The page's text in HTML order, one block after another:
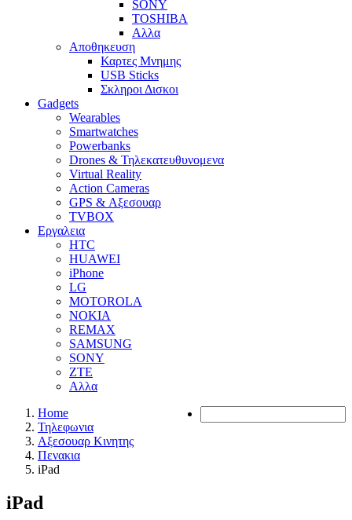
SONY
TOSHIBA
Αλλα
Αποθηκευση
Καρτες Μνημης
USB Sticks
Σκληροι Δισκοι
Gadgets
Wearables
Smartwatches
Powerbanks
Drones & Τηλεκατευθυνομενα
Virtual Reality
Action Cameras
GPS & Αξεσουαρ
TVBOX
Εργαλεια
HTC
HUAWEI
iPhone
LG
MOTOROLA
NOKIA
REMAX
SAMSUNG
SONY
ZTE
Αλλα
Home
Τηλεφωνια
Αξεσουαρ Κινητης
Πενακια
iPad
iPad